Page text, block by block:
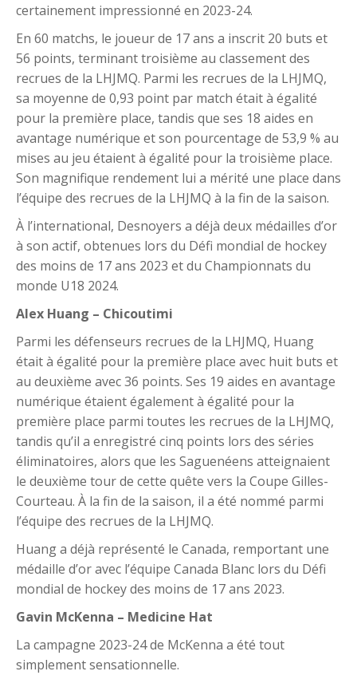
certainement impressionné en 2023-24.
En 60 matchs, le joueur de 17 ans a inscrit 20 buts et
56 points, terminant troisième au classement des
recrues de la LHJMQ. Parmi les recrues de la LHJMQ,
sa moyenne de 0,93 point par match était à égalité
pour la première place, tandis que ses 18 aides en
avantage numérique et son pourcentage de 53,9 % au
mises au jeu étaient à égalité pour la troisième place.
Son magnifique rendement lui a mérité une place dans
l’équipe des recrues de la LHJMQ à la fin de la saison.
À l’international, Desnoyers a déjà deux médailles d’or
à son actif, obtenues lors du Défi mondial de hockey
des moins de 17 ans 2023 et du Championnats du
monde U18 2024.
Alex Huang – Chicoutimi
Parmi les défenseurs recrues de la LHJMQ, Huang
était à égalité pour la première place avec huit buts et
au deuxième avec 36 points. Ses 19 aides en avantage
numérique étaient également à égalité pour la
première place parmi toutes les recrues de la LHJMQ,
tandis qu’il a enregistré cinq points lors des séries
éliminatoires, alors que les Saguenéens atteignaient
le deuxième tour de cette quête vers la Coupe Gilles-
Courteau. À la fin de la saison, il a été nommé parmi
l’équipe des recrues de la LHJMQ.
Huang a déjà représenté le Canada, remportant une
médaille d’or avec l’équipe Canada Blanc lors du Défi
mondial de hockey des moins de 17 ans 2023.
Gavin McKenna – Medicine Hat
La campagne 2023-24 de McKenna a été tout
simplement sensationnelle.